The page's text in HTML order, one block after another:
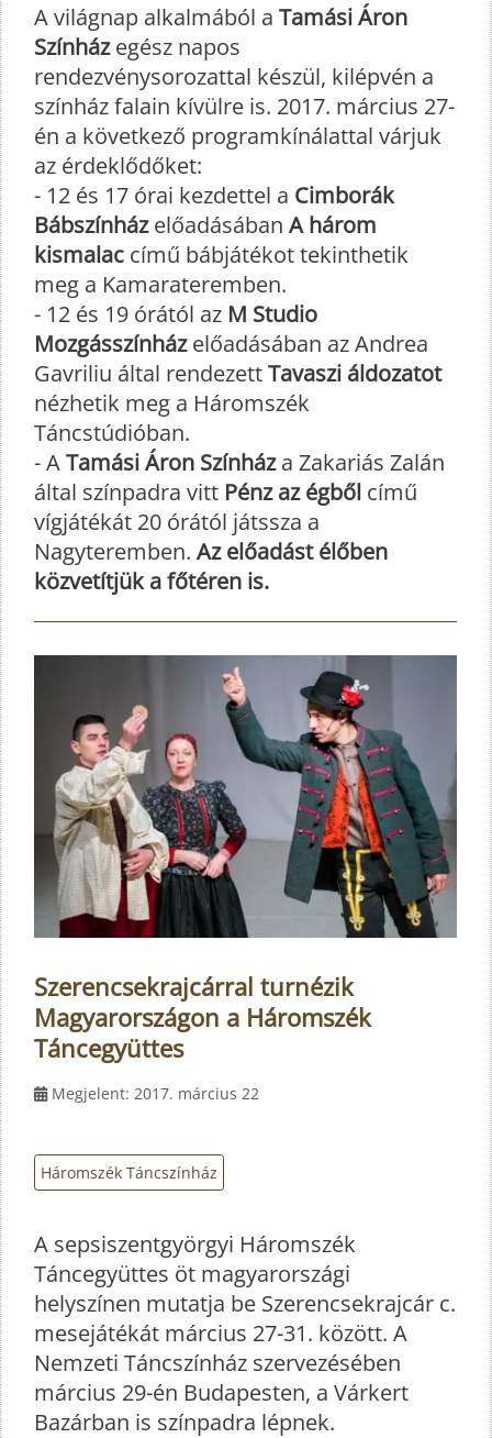
A világnap alkalmából a Tamási Áron
Színházegész napos
rendezvénysorozattal készül, kilépvén a
színház falain kívülre is. 2017. március 27-
én a következő programkínálattal várjuk
az érdeklődőket:
- 12 és 17 órai kezdettel a Cimborák
Bábszínházelőadásában A három
kismalac című bábjátékot tekinthetik
meg a Kamarateremben.
- 12 és 19 órától az M Studio
Mozgásszínházelőadásában az Andrea
Gavriliu által rendezettTavaszi áldozatot
nézhetik meg a Háromszék
Táncstúdióban.
- ATamási Áron Színháza Zakariás Zalán
által színpadra vitt Pénz az égből című
vígjátékát 20 órától játssza a
Nagyteremben. Az előadást élőben
közvetítjük a főtéren is.
Szerencsekrajcárral turnézik
Magyarországon a Háromszék
Táncegyüttes
Megjelent: 2017. március 22
Háromszék Táncszínház
A sepsiszentgyörgyi Háromszék
Táncegyüttes öt magyarországi
helyszínen mutatja be Szerencsekrajcár c.
mesejátékát március 27-31. között. A
Nemzeti Táncszínház szervezésében
március 29-én Budapesten, a Várkert
Bazárban is színpadra lépnek.